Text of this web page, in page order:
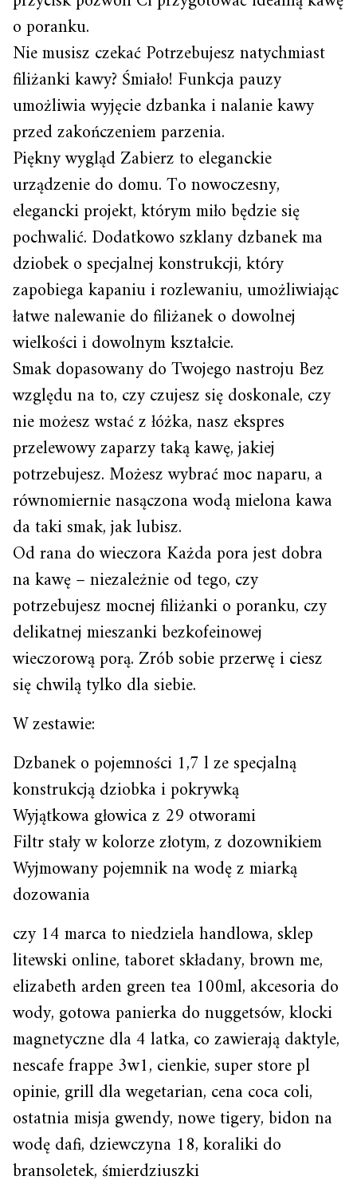
o poranku.
Nie musisz czekać Potrzebujesz natychmiast
filiżanki kawy? Śmiało! Funkcja pauzy
umożliwia wyjęcie dzbanka i nalanie kawy
przed zakończeniem parzenia.
Piękny wygląd Zabierz to eleganckie
urządzenie do domu. To nowoczesny,
elegancki projekt, którym miło będzie się
pochwalić. Dodatkowo szklany dzbanek ma
dziobek o specjalnej konstrukcji, który
zapobiega kapaniu i rozlewaniu, umożliwiając
łatwe nalewanie do filiżanek o dowolnej
wielkości i dowolnym kształcie.
Smak dopasowany do Twojego nastroju Bez
względu na to, czy czujesz się doskonale, czy
nie możesz wstać z łóżka, nasz ekspres
przelewowy zaparzy taką kawę, jakiej
potrzebujesz. Możesz wybrać moc naparu, a
równomiernie nasączona wodą mielona kawa
da taki smak, jak lubisz.
Od rana do wieczora Każda pora jest dobra
na kawę – niezależnie od tego, czy
potrzebujesz mocnej filiżanki o poranku, czy
delikatnej mieszanki bezkofeinowej
wieczorową porą. Zrób sobie przerwę i ciesz
się chwilą tylko dla siebie.
W zestawie:
Dzbanek o pojemności 1,7 l ze specjalną
konstrukcją dziobka i pokrywką
Wyjątkowa głowica z 29 otworami
Filtr stały w kolorze złotym, z dozownikiem
Wyjmowany pojemnik na wodę z miarką
dozowania
czy 14 marca to niedziela handlowa, sklep
litewski online, taboret składany, brown me,
elizabeth arden green tea 100ml, akcesoria do
wody, gotowa panierka do nuggetsów, klocki
magnetyczne dla 4 latka, co zawierają daktyle,
nescafe frappe 3w1, cienkie, super store pl
opinie, grill dla wegetarian, cena coca coli,
ostatnia misja gwendy, nowe tigery, bidon na
wodę dafi, dziewczyna 18, koraliki do
bransoletek, śmierdziuszki